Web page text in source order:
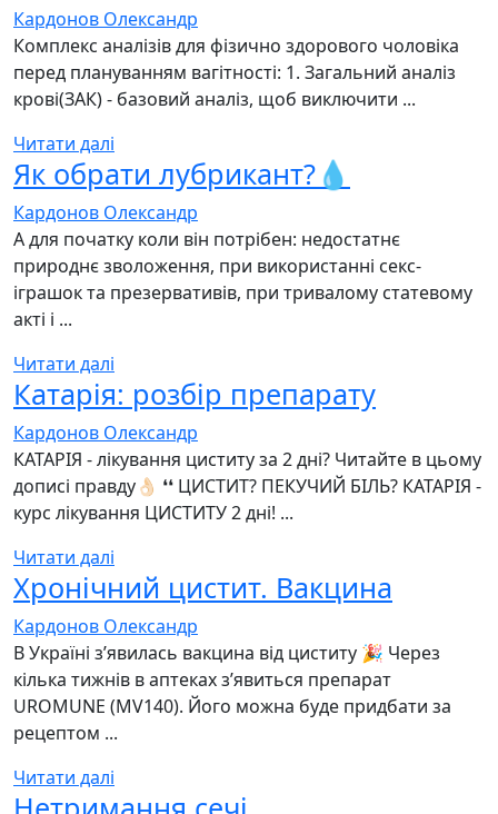
Кардонов Олександр
Комплекс аналізів для фізично здорового чоловіка
перед плануванням вагітності: 1. Загальний аналіз
крові(ЗАК) - базовий аналіз, щоб виключити ...
Читати далі
Як обрати лубрикант?💧
Кардонов Олександр
А для початку коли він потрібен: недостатнє
природнє зволоження, при використанні секс-
іграшок та презервативів, при тривалому статевому
акті і ...
Читати далі
Катарія: розбір препарату
Кардонов Олександр
КАТАРІЯ - лікування циститу за 2 дні? Читайте в цьому
дописі правду👌🏻 ❛❛ ЦИСТИТ? ПЕКУЧИЙ БІЛЬ? КАТАРІЯ -
курс лікування ЦИСТИТУ 2 дні! ...
Читати далі
Хронічний цистит. Вакцина
Кардонов Олександр
В Україні з’явилась вакцина від циститу 🎉 Через
кілька тижнів в аптеках з’явиться препарат
UROMUNE (MV140). Його можна буде придбати за
рецептом ...
Читати далі